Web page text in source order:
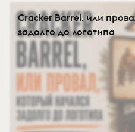
Cracker Barrel, или
задолго до логотипа